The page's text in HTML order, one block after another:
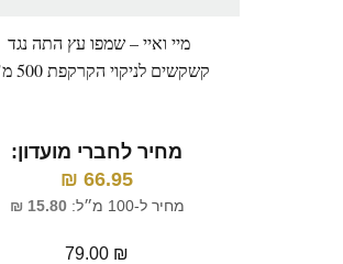
מיי ואיי – שמפו עץ התה נגד
קשקשים לניקוי הקרקפת 500 מ"ל
מחיר לחברי מועדון:
66.95
₪
מחיר ל-100 מ״ל: 15.80
₪
79.00 ₪